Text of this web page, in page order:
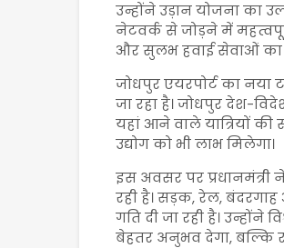
उन्होंने उड़ान योजना का
नेटवर्क से जोड़ने में
और सुलभ हवाई सेवाओं का
जोधपुर एयरपोर्ट का नया
जा रहा है। जोधपुर देश-
यहां आने वाले यात्रियों की
उद्योग को भी लाभ मिलेगा।
इस अवसर पर प्रधानमंत्री
रही है। सड़क, रेल,
गति दी जा रही है। उन्होंने
बेहतर अनुभव देगा, बल्कि